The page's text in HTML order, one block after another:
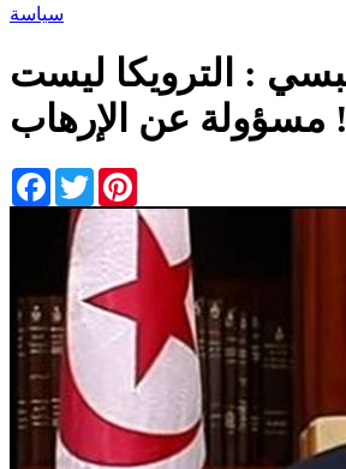
سياسة
: الترويكا ليست
مسؤولة عن الإرهاب !
Facebook
Twitter